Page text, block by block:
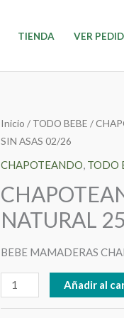
TIENDA VER
Inicio / TODO BEBE /
SIN ASAS 02/26
CHAPOTEANDO, TODO
NATURAL
BEBE MAMADERAS
CHAPOTEANDO
MAMADERA
NATURAL
cc
SIN
02/26
cantidad
Añadir al